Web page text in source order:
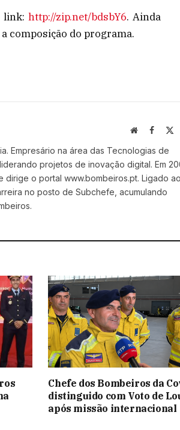
link: http://zip.net/bdsbY6. Ainda
composição do programa.
Website
Empresário na área das Tecnologias de
projetos de inovação digital. Em
dirige o portal www.bombeiros.pt. Ligado
no posto de Subchefe, acumulando
Chefe dos Bombeiros da
distinguido com Voto de
após missão internacional